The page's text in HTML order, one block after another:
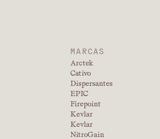
MARCAS
Arctek
Cativo
Dispersantes
EPIC
Firepoint
Kevlar
Kevlar
NitroGain